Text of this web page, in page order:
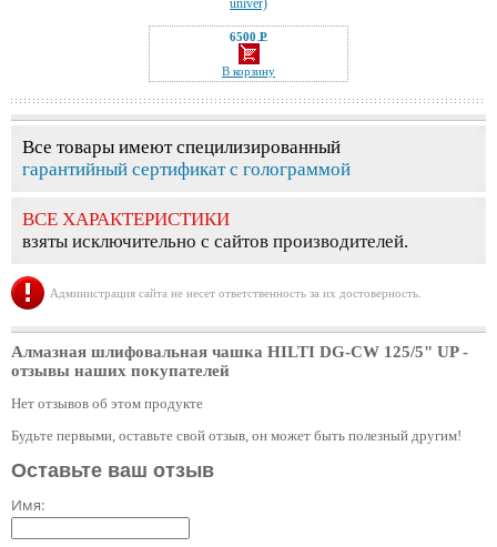
univer)
6500 Р
—
В корзину
Все товары имеют специлизированный
гарантийный сертификат с голограммой
ВСЕ ХАРАКТЕРИСТИКИ
взяты исключительно с сайтов производителей.
Администрация сайта не несет ответственность за их достоверность.
Алмазная шлифовальная чашка HILTI DG-CW 125/5" UP-
отзывы наших покупателей
Нет отзывов об этом продукте
Будьте первыми, оставьте свой отзыв, он может быть полезный другим!
Оставьте ваш отзыв
Имя: